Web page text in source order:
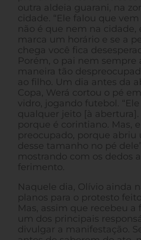
outra aldeia guarani, na
cidade. “Ele falou que
não é que nem na cidade,
marca um horário e se a
chega você fica
Porém, o pai nem sempre
maneira tão
ao filho. Um dia antes da
Copa, Werá cortou o pé
vidro, jogando futebol.
qualquer jeito [à
porque é corintiano. Mas,
preocupado, porque abriu
desse tamanho no pé
mostrando com os dedos
ferimento.
Naquele dia, Olívio ainda
planos para o protesto
Mas, assim que recebeu a
um dos principais
divulgar a manifestação.